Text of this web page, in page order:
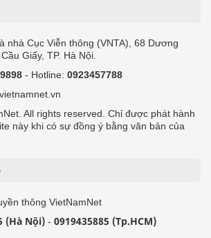
nhà Cục Viễn thông (VNTA), 68 Dương
Giấy, TP. Hà Nội.
- Hotline: 0923457788
All rights reserved. Chỉ được phát hành
này khi có sự đồng ý bằng văn bản của
thông VietNamNet
(Hà Nội) - 0919435885 (Tp.HCM)